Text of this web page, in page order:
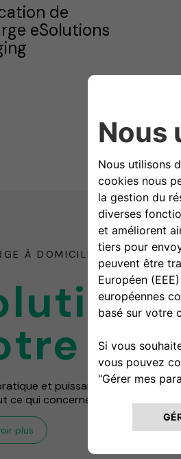
de
eSolutions
À DOMICILE
et puissant ! Nous sommes
ce qui concerne la facturation.
plus